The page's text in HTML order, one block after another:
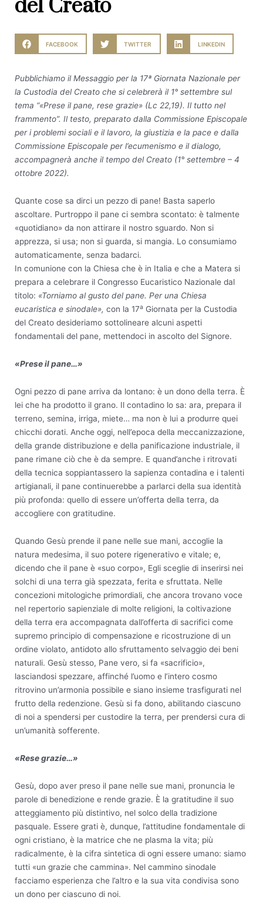
del Creato
FACEBOOK TWITTER LINKEDIN
Pubblichiamo il Messaggio per la 17ª Giornata Nazionale per
la Custodia del Creato che si celebrerà il 1° settembre sul
tema “«Prese il pane, rese grazie» (Lc 22,19). Il tutto nel
frammento”. Il testo, preparato dalla Commissione Episcopale
per i problemi sociali e il lavoro, la giustizia e la pace e dalla
Commissione Episcopale per l’ecumenismo e il dialogo,
accompagnerà anche il tempo del Creato (1° settembre – 4
ottobre 2022).
Quante cose sa dirci un pezzo di pane! Basta saperlo
ascoltare. Purtroppo il pane ci sembra scontato: è talmente
«quotidiano» da non attirare il nostro sguardo. Non si
apprezza, si usa; non si guarda, si mangia. Lo consumiamo
automaticamente, senza badarci.
In comunione con la Chiesa che è in Italia e che a Matera si
prepara a celebrare il Congresso Eucaristico Nazionale dal
titolo: «Torniamo al gusto del pane. Per una Chiesa
eucaristica e sinodale», con la 17a Giornata per la Custodia
del Creato desideriamo sottolineare alcuni aspetti
fondamentali del pane, mettendoci in ascolto del Signore.
«Prese il pane…»
Ogni pezzo di pane arriva da lontano: è un dono della terra. È
lei che ha prodotto il grano. Il contadino lo sa: ara, prepara il
terreno, semina, irriga, miete… ma non è lui a produrre quei
chicchi dorati. Anche oggi, nell’epoca della meccanizzazione,
della grande distribuzione e della panificazione industriale, il
pane rimane ciò che è da sempre. E quand’anche i ritrovati
della tecnica soppiantassero la sapienza contadina e i talenti
artigianali, il pane continuerebbe a parlarci della sua identità
più profonda: quello di essere un’offerta della terra, da
accogliere con gratitudine.
Quando Gesù prende il pane nelle sue mani, accoglie la
natura medesima, il suo potere rigenerativo e vitale; e,
dicendo che il pane è «suo corpo», Egli sceglie di inserirsi nei
solchi di una terra già spezzata, ferita e sfruttata. Nelle
concezioni mitologiche primordiali, che ancora trovano voce
nel repertorio sapienziale di molte religioni, la coltivazione
della terra era accompagnata dall’offerta di sacrifici come
supremo principio di compensazione e ricostruzione di un
ordine violato, antidoto allo sfruttamento selvaggio dei beni
naturali. Gesù stesso, Pane vero, si fa «sacrificio»,
lasciandosi spezzare, affinché l’uomo e l’intero cosmo
ritrovino un’armonia possibile e siano insieme trasfigurati nel
frutto della redenzione. Gesù si fa dono, abilitando ciascuno
di noi a spendersi per custodire la terra, per prendersi cura di
un’umanità sofferente.
«Rese grazie…»
Gesù, dopo aver preso il pane nelle sue mani, pronuncia le
parole di benedizione e rende grazie. È la gratitudine il suo
atteggiamento più distintivo, nel solco della tradizione
pasquale. Essere grati è, dunque, l’attitudine fondamentale di
ogni cristiano, è la matrice che ne plasma la vita; più
radicalmente, è la cifra sintetica di ogni essere umano: siamo
tutti «un grazie che cammina». Nel cammino sinodale
facciamo esperienza che l’altro e la sua vita condivisa sono
un dono per ciascuno di noi.